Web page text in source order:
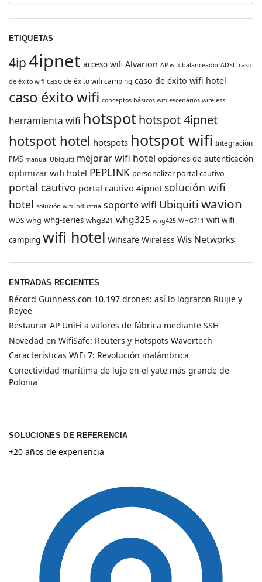
ETIQUETAS
4ip4ipnet acceso wifi Alvarion AP wifi balanceador ADSL caso
de éxito wifi caso de éxito wifi camping caso de éxito wifi hotel
caso éxito wifi conceptos básicos wifi escenarios wireless
herramienta wifi hotspothotspot 4ipnet
hotspot hotel hotspots hotspot wifi Integración
PMS manual Ubiquiti mejorar wifi hotel opciones de autenticación
optimizar wifi hotel PEPLINK personalizar portal cautivo
portal cautivo portal cautivo 4ipnet solución wifi
hotel solución wifi industria soporte wifi Ubiquiti wavion
WDS whg whg-series whg321 whg325 whg425 WHG711 wifi wifi
camping wifi hotel Wifisafe Wireless Wis Networks
ENTRADAS RECIENTES
Récord Guinness con 10.197 drones: así lo lograron Ruijie y
Reyee
Restaurar AP UniFi a valores de fábrica mediante SSH
Novedad en WifiSafe: Routers y Hotspots Wavertech
Características WiFi 7: Revolución inalámbrica
Conectividad marítima de lujo en el yate más grande de
Polonia
SOLUCIONES DE REFERENCIA
+20 años de experiencia